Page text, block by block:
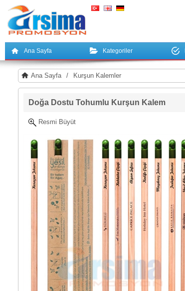
Ana Sayfa Kategoriler
Ana Sayfa / Kurşun Kalemler
Doğa Dostu Tohumlu Kurşun Kalem
Resmi Büyüt